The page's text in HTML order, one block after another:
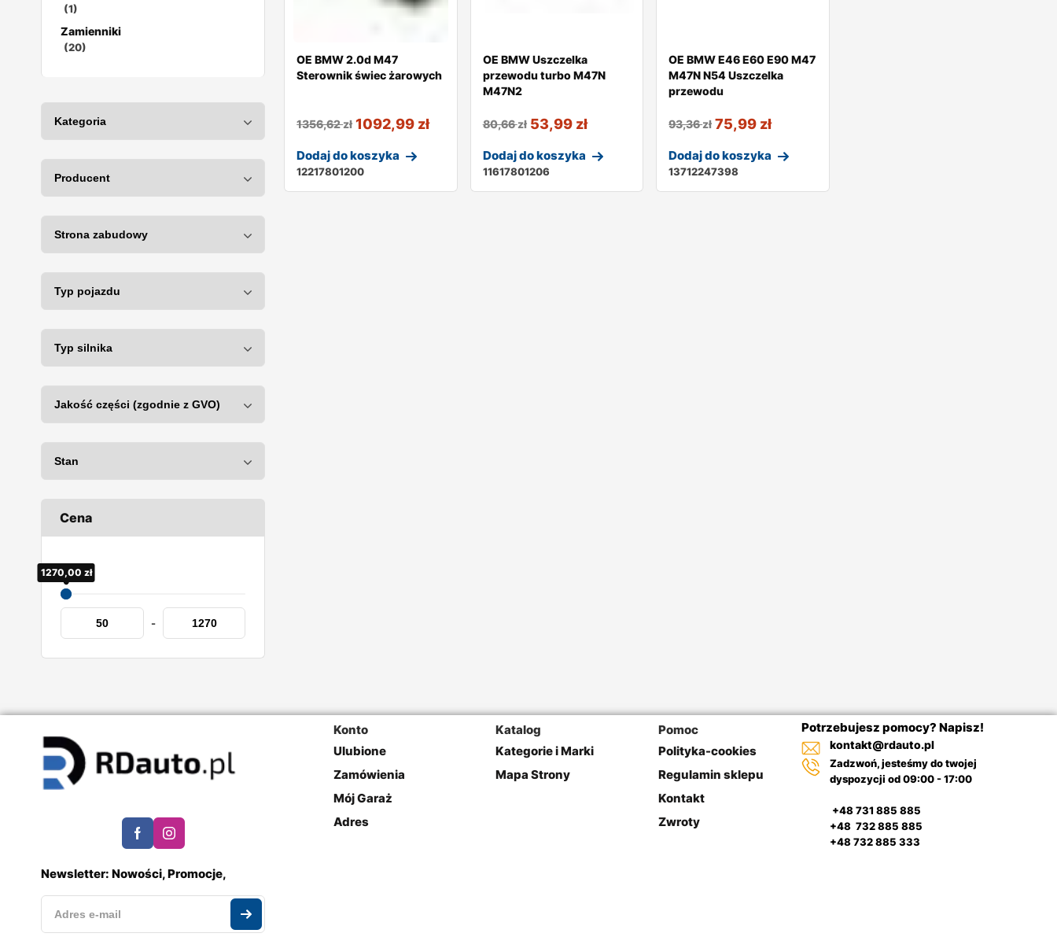
(1)
Zamienniki
(20)
Cena
50,00zł
1270,00 zł
-
OE BMW 2.0d M47
Sterownik świec żarowych
1356,62zł 1092,99 zł
Dodaj do koszyka
12217801200
OE BMW Uszczelka
przewodu turbo M47N
M47N2
80,66zł 53,99 zł
Dodaj do koszyka
11617801206
OE BMW E46 E60 E90 M47
M47N N54 Uszczelka
przewodu
93,36zł 75,99 zł
Dodaj do koszyka
13712247398
Newsletter: Nowości, Promocje,
Konto
Ulubione
Zamówienia
Mój Garaż
Adres
Katalog
Kategorie i Marki
Mapa Strony
Pomoc
Polityka-cookies
Regulamin sklepu
Kontakt
Zwroty
Potrzebujesz pomocy? Napisz!
kontakt@rdauto.pl
Zadzwoń, jesteśmy do twojej
dyspozycji od 09:00 - 17:00
+48 731 885 885
+48 732 885 885
+48 732 885 333